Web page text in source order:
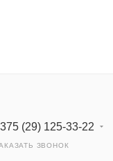
(29) 125-33-22
ЗВОНОК